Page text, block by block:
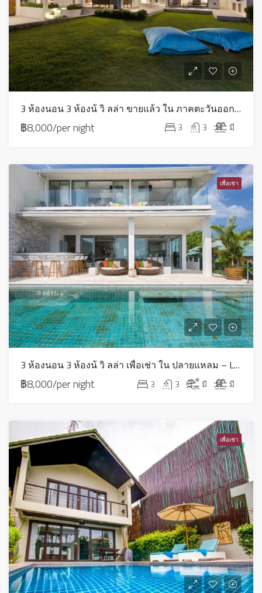
3 ห้องนอน 3 ห้องน้ วิ ลล่า ขายแล้ว ใน ภาคตะวันออกเฉียงเหนือ – HV0111
฿8,000/per night 3 3 มี
เพื่อเช่า
3 ห้องนอน 3 ห้องน้ วิ ลล่า เพื่อเช่า ใน ปลายแหลม – LV0060
฿8,000/per night 3 3 มี มี
เพื่อเช่า